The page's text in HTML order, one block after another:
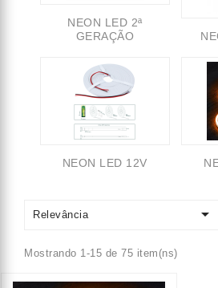
NEON LED 2ª
GERAÇÃO
NEON LED 12V
Relevância 
Mostrando 1-15 de 75 item(ns)